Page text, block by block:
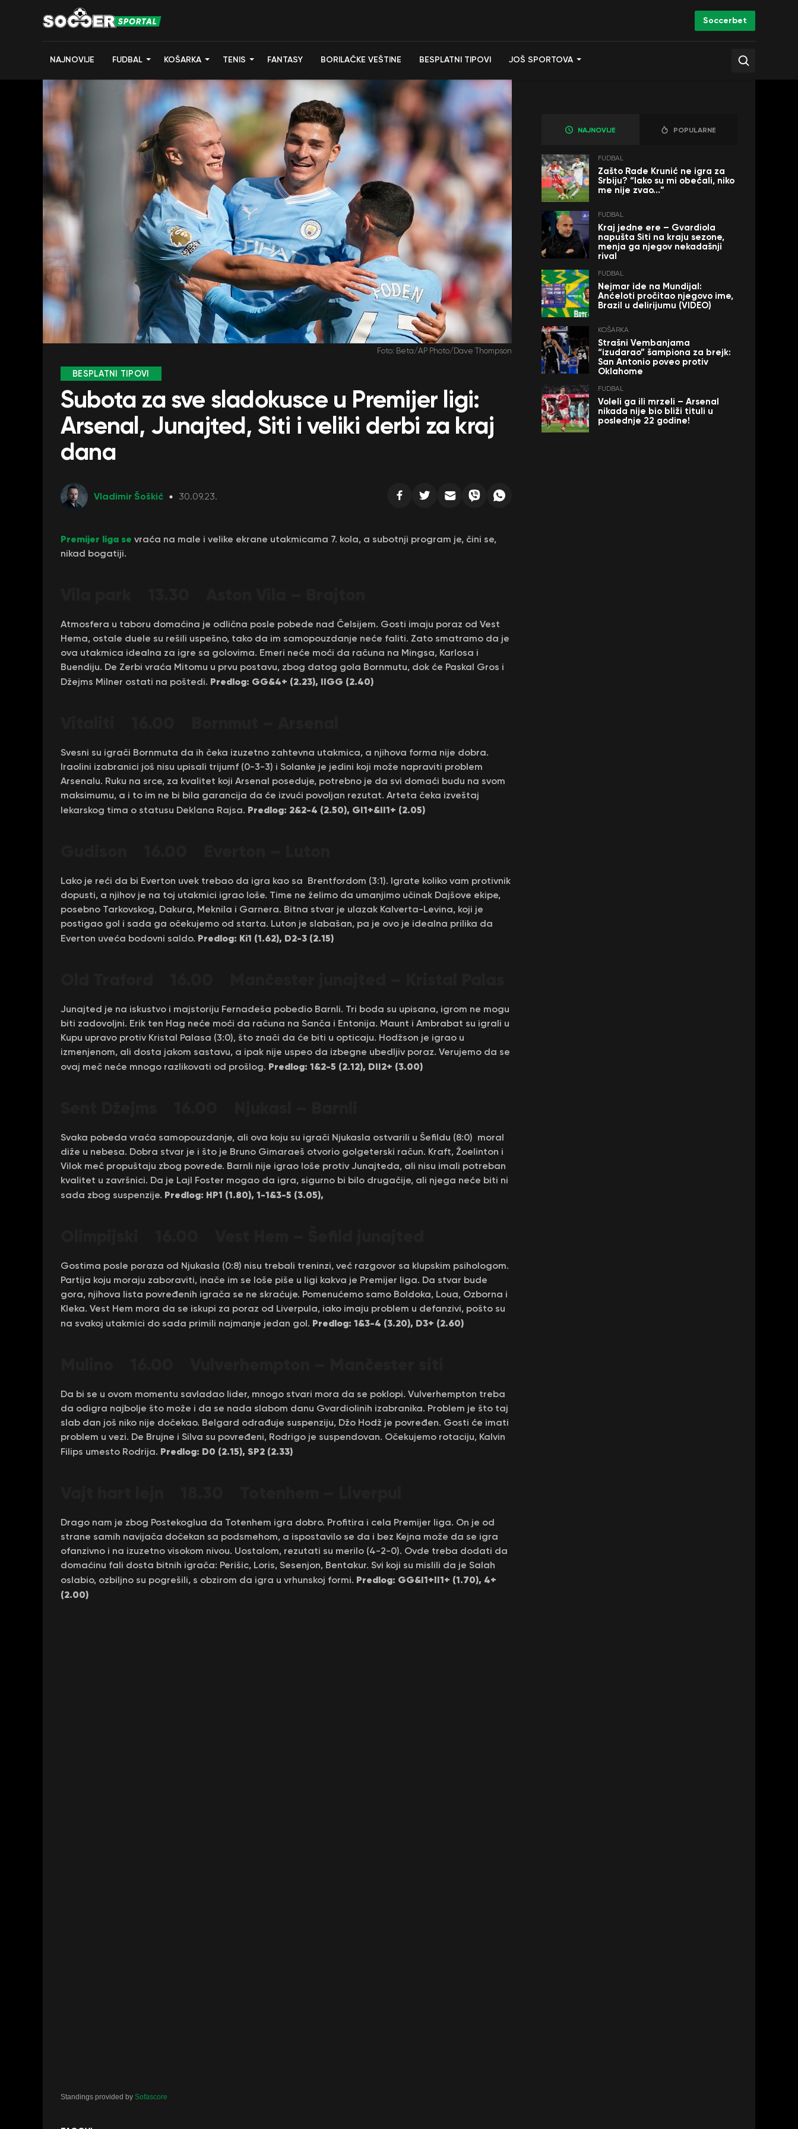
Soccerbet
NAJNOVIJE FUDBAL KOŠARKA TENIS FANTASY BORILAČKE VEŠTINE BESPLATNI TIPOVI JOŠ SPORTOVA
Foto: Beta/AP Photo/Dave Thompson
BESPLATNI TIPOVI
Subota za sve sladokusce u Premijer ligi:
Arsenal, Junajted, Siti i veliki derbi za kraj
dana
Vladimir Šoškić 30.09.23.
Premijer liga se vraća na male i velike ekrane utakmicama 7. kola, a subotnji program je, čini se,
nikad bogatiji.
Atmosfera u taboru domaćina je odlična posle pobede nad Čelsijem. Gosti imaju poraz od Vest
Hema, ostale duele su rešili uspešno, tako da im samopouzdanje neće faliti. Zato smatramo da je
ova utakmica idealna za igre sa golovima. Emeri neće moći da računa na Mingsa, Karlosa i
Buendiju. De Zerbi vraća Mitomu u prvu postavu, zbog datog gola Bornmutu, dok će Paskal Gros i
Džejms Milner ostati na poštedi. Predlog: GG&4+ (2.23), IIGG (2.40)
Svesni su igrači Bornmuta da ih čeka izuzetno zahtevna utakmica, a njihova forma nije dobra.
Iraolini izabranici još nisu upisali trijumf (0-3-3) i Solanke je jedini koji može napraviti problem
Arsenalu. Ruku na srce, za kvalitet koji Arsenal poseduje, potrebno je da svi domaći budu na svom
maksimumu, a i to im ne bi bila garancija da će izvući povoljan rezutat. Arteta čeka izveštaj
lekarskog tima o statusu Deklana Rajsa. Predlog: 2&2-4 (2.50), GI1+&II1+ (2.05)
Lako je reći da bi Everton uvek trebao da igra kao sa Brentfordom (3:1). Igrate koliko vam protivnik
dopusti, a njihov je na toj utakmici igrao loše. Time ne želimo da umanjimo učinak Dajšove ekipe,
posebno Tarkovskog, Dakura, Meknila i Garnera. Bitna stvar je ulazak Kalverta-Levina, koji je
postigao gol i sada ga očekujemo od starta. Luton je slabašan, pa je ovo je idealna prilika da
Everton uveća bodovni saldo. Predlog: Ki1 (1.62), D2-3 (2.15)
Junajted je na iskustvo i majstoriju Fernadeša pobedio Barnli. Tri boda su upisana, igrom ne mogu
biti zadovoljni. Erik ten Hag neće moći da računa na Sanča i Entonija. Maunt i Ambrabat su igrali u
Kupu upravo protiv Kristal Palasa (3:0), što znači da će biti u opticaju. Hodžson je igrao u
izmenjenom, ali dosta jakom sastavu, a ipak nije uspeo da izbegne ubedljiv poraz. Verujemo da se
ovaj meč neće mnogo razlikovati od prošlog. Predlog: 1&2-5 (2.12), DII2+ (3.00)
Svaka pobeda vraća samopouzdanje, ali ova koju su igrači Njukasla ostvarili u Šefildu (8:0) moral
diže u nebesa. Dobra stvar je i što je Bruno Gimaraeš otvorio golgeterski račun. Kraft, Žoelinton i
Vilok meč propuštaju zbog povrede. Barnli nije igrao loše protiv Junajteda, ali nisu imali potreban
kvalitet u završnici. Da je Lajl Foster mogao da igra, sigurno bi bilo drugačije, ali njega neće biti ni
sada zbog suspenzije. Predlog: HP1 (1.80), 1-1&3-5 (3.05),
Gostima posle poraza od Njukasla (0:8) nisu trebali treninzi, već razgovor sa klupskim psihologom.
Partija koju moraju zaboraviti, inače im se loše piše u ligi kakva je Premijer liga. Da stvar bude
gora, njihova lista povređenih igrača se ne skraćuje. Pomenućemo samo Boldoka, Loua, Ozborna i
Kleka. Vest Hem mora da se iskupi za poraz od Liverpula, iako imaju problem u defanzivi, pošto su
na svakoj utakmici do sada primili najmanje jedan gol. Predlog: 1&3-4 (3.20), D3+ (2.60)
Da bi se u ovom momentu savladao lider, mnogo stvari mora da se poklopi. Vulverhempton treba
da odigra najbolje što može i da se nada slabom danu Gvardiolinih izabranika. Problem je što taj
slab dan još niko nije dočekao. Belgard odrađuje suspenziju, Džo Hodž je povređen. Gosti će imati
problem u vezi. De Brujne i Silva su povređeni, Rodrigo je suspendovan. Očekujemo rotaciju, Kalvin
Filips umesto Rodrija. Predlog: D0 (2.15), SP2 (2.33)
Drago nam je zbog Postekoglua da Totenhem igra dobro. Profitira i cela Premijer liga. On je od
strane samih navijača dočekan sa podsmehom, a ispostavilo se da i bez Kejna može da se igra
ofanzivno i na izuzetno visokom nivou. Uostalom, rezutati su merilo (4-2-0). Ovde treba dodati da
domaćinu fali dosta bitnih igrača: Perišic, Loris, Sesenjon, Bentakur. Svi koji su mislili da je Salah
oslabio, ozbiljno su pogrešili, s obzirom da igra u vrhunskoj formi. Predlog: GG&I1+II1+ (1.70), 4+
(2.00)
Standings provided by Sofascore
NAJNOVIJE POPULARNE
FUDBAL
Zašto Rade Krunić ne igra za
Srbiju? “Iako su mi obećali, niko
me nije zvao…”
FUDBAL
Kraj jedne ere – Gvardiola
napušta Siti na kraju sezone,
menja ga njegov nekadašnji
rival
FUDBAL
Nejmar ide na Mundijal:
Anćeloti pročitao njegovo ime,
Brazil u delirijumu (VIDEO)
KOŠARKA
Strašni Vembanjama
“izudarao” šampiona za brejk:
San Antonio poveo protiv
Oklahome
FUDBAL
Voleli ga ili mrzeli – Arsenal
nikada nije bio bliži tituli u
poslednje 22 godine!